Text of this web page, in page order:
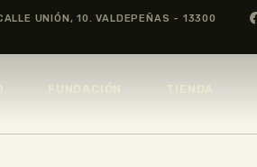
UNIÓN, 10. VALDEPEÑAS - 13300